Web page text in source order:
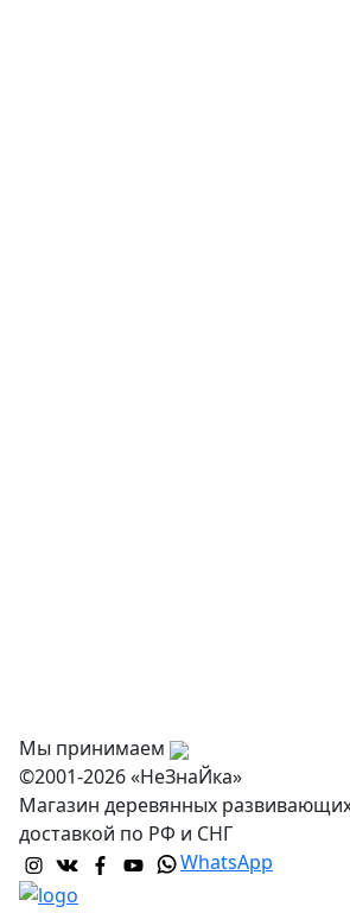
Мы принимаем
©2001-2026 «НеЗнаЙка»
Магазин деревянных
доставкой по РФ и СНГ
WhatsApp